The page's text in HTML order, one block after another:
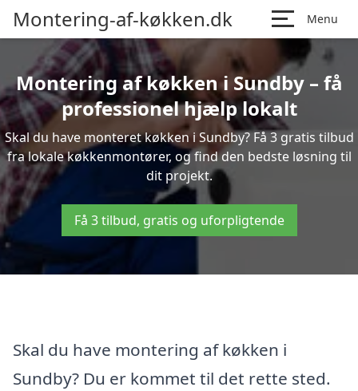
Montering-af-køkken.dk Menu
Montering af køkken i Sundby – få
professionel hjælp lokalt
Skal du have monteret køkken i Sundby? Få 3 gratis tilbud
fra lokale køkkenmontører, og find den bedste løsning til
dit projekt.
Få 3 tilbud, gratis og uforpligtende
Skal du have montering af køkken i
Sundby? Du er kommet til det rette sted.